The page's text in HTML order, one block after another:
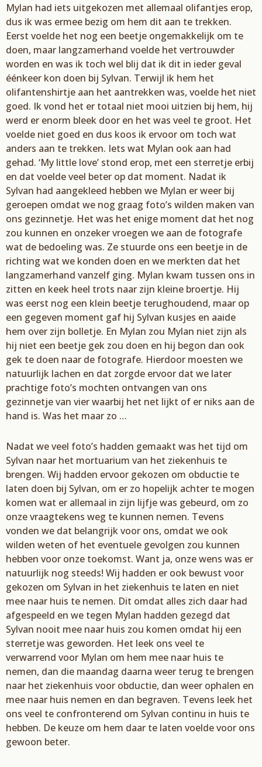
Mylan had iets uitgekozen met allemaal olifantjes erop,
dus ik was ermee bezig om hem dit aan te trekken.
Eerst voelde het nog een beetje ongemakkelijk om te
doen, maar langzamerhand voelde het vertrouwder
worden en was ik toch wel blij dat ik dit in ieder geval
éénkeer kon doen bij Sylvan. Terwijl ik hem het
olifantenshirtje aan het aantrekken was, voelde het niet
goed. Ik vond het er totaal niet mooi uitzien bij hem, hij
werd er enorm bleek door en het was veel te groot. Het
voelde niet goed en dus koos ik ervoor om toch wat
anders aan te trekken. Iets wat Mylan ook aan had
gehad. ‘My little love’ stond erop, met een sterretje erbij
en dat voelde veel beter op dat moment. Nadat ik
Sylvan had aangekleed hebben we Mylan er weer bij
geroepen omdat we nog graag foto’s wilden maken van
ons gezinnetje. Het was het enige moment dat het nog
zou kunnen en onzeker vroegen we aan de fotografe
wat de bedoeling was. Ze stuurde ons een beetje in de
richting wat we konden doen en we merkten dat het
langzamerhand vanzelf ging. Mylan kwam tussen ons in
zitten en keek heel trots naar zijn kleine broertje. Hij
was eerst nog een klein beetje terughoudend, maar op
een gegeven moment gaf hij Sylvan kusjes en aaide
hem over zijn bolletje. En Mylan zou Mylan niet zijn als
hij niet een beetje gek zou doen en hij begon dan ook
gek te doen naar de fotografe. Hierdoor moesten we
natuurlijk lachen en dat zorgde ervoor dat we later
prachtige foto’s mochten ontvangen van ons
gezinnetje van vierwaarbij het net lijkt of er niks aan de
hand is. Was het maar zo …
Nadat we veel foto’s hadden gemaakt was het tijd om
Sylvan naar het mortuarium van het ziekenhuis te
brengen. Wij hadden ervoor gekozen om obductie te
laten doen bij Sylvan, om er zo hopelijk achter te mogen
komen wat er allemaal in zijn lijfje was gebeurd, om zo
onze vraagtekens weg te kunnen nemen. Tevens
vonden we dat belangrijk voor ons, omdat we ook
wilden weten of het eventuele gevolgen zou kunnen
hebben voor onze toekomst. Want ja, onze wens was er
natuurlijk nog steeds! Wij hadden er ook bewust voor
gekozen om Sylvan in het ziekenhuis te laten en niet
mee naar huis te nemen. Dit omdat alles zich daar had
afgespeeld en we tegen Mylan hadden gezegd dat
Sylvan nooit mee naar huis zou komen omdat hij een
sterretje was geworden. Het leek ons veel te
verwarrend voor Mylan om hem mee naar huis te
nemen, dan die maandag daarna weer terug te brengen
naar het ziekenhuis voor obductie, dan weer ophalen en
mee naar huis nemen en dan begraven. Tevens leek het
ons veel te confronterend om Sylvan continu in huis te
hebben. De keuze om hem daar te laten voelde voor ons
gewoon beter.